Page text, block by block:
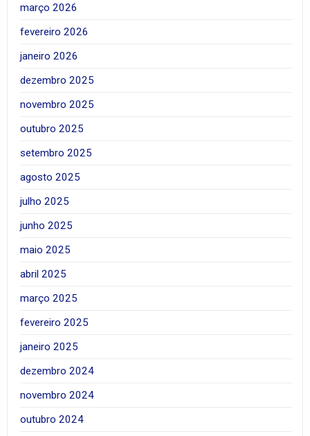
março 2026
fevereiro 2026
janeiro 2026
dezembro 2025
novembro 2025
outubro 2025
setembro 2025
agosto 2025
julho 2025
junho 2025
maio 2025
abril 2025
março 2025
fevereiro 2025
janeiro 2025
dezembro 2024
novembro 2024
outubro 2024